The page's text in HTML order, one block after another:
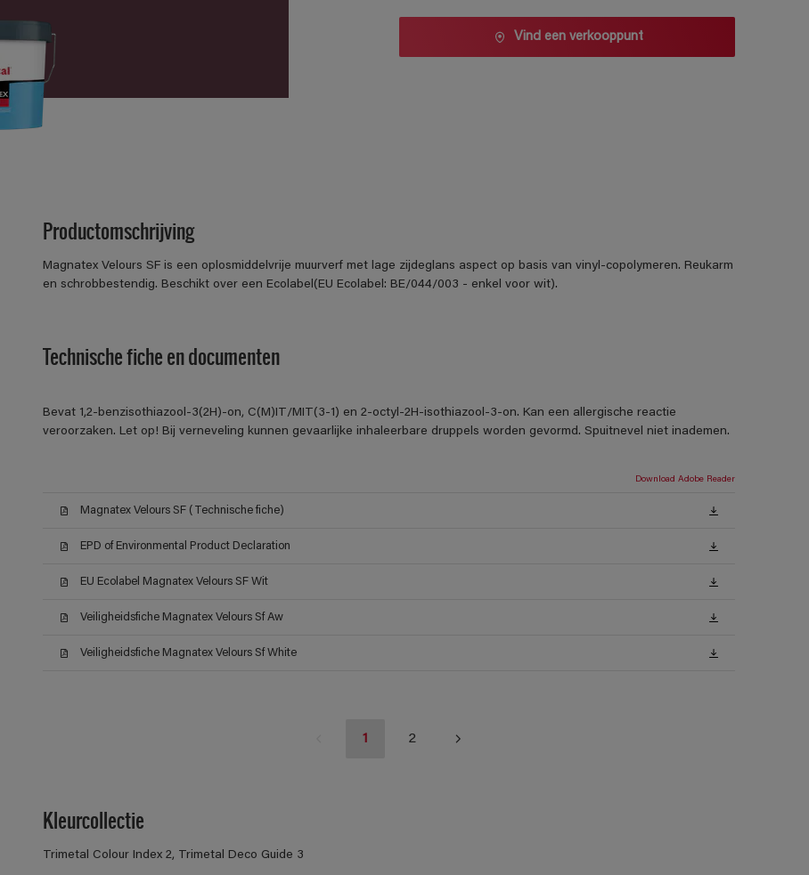
Vind een verkooppunt
Productomschrijving
Magnatex Velours SF is een oplosmiddelvrije muurverf met lage zijdeglans aspect op basis van vinyl-copolymeren. Reukarm
en schrobbestendig. Beschikt over een Ecolabel(EU Ecolabel: BE/044/003 - enkel voor wit).
Technische fiche en documenten
Bevat 1,2-benzisothiazool-3(2H)-on, C(M)IT/MIT(3-1) en 2-octyl-2H-isothiazool-3-on. Kan een allergische reactie
veroorzaken. Let op! Bij verneveling kunnen gevaarlijke inhaleerbare druppels worden gevormd. Spuitnevel niet inademen.
Download Adobe Reader
Magnatex Velours SF (Technische fiche)
EPD of Environmental Product Declaration
EU Ecolabel Magnatex Velours SF Wit
Veiligheidsfiche Magnatex Velours Sf Aw
Veiligheidsfiche Magnatex Velours Sf White
1 2
Kleurcollectie
Trimetal Colour Index 2, Trimetal Deco Guide 3